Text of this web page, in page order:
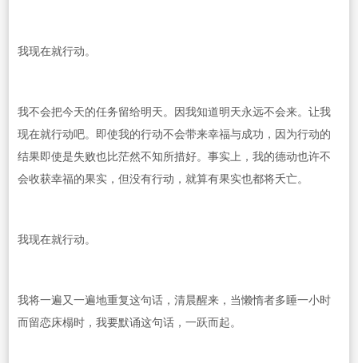
我现在就行动。
我不会把今天的任务留给明天。因我知道明天永远不会来。让我
现在就行动吧。即使我的行动不会带来幸福与成功，因为行动的
结果即使是失败也比茫然不知所措好。事实上，我的德动也许不
会收获幸福的果实，但没有行动，就算有果实也都将夭亡。
我现在就行动。
我将一遍又一遍地重复这句话，清晨醒来，当懒惰者多睡一小时
而留恋床榻时，我要默诵这句话，一跃而起。